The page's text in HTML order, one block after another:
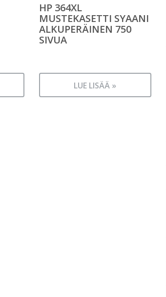
HP 364XL
MUSTEKASETTI SYAANI
ALKUPERÄINEN 750
SIVUA
LUE LISÄÄ »